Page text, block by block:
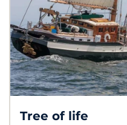
Tree of life